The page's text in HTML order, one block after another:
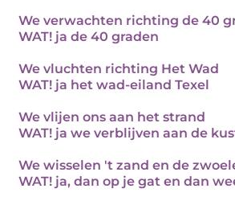
We verwachten richting de 40
WAT! ja de 40 graden
We vluchten richting Het Wad
WAT! ja het wad-eiland Texel
We vlijen ons aan het strand
WAT! ja we verblijven aan de
We wisselen 't zand en de
WAT! ja, dan op je gat en dan